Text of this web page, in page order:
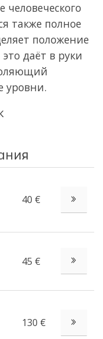
человеческого
также полное
положение
даёт в руки
уровни.
40 €
45 €
130 €